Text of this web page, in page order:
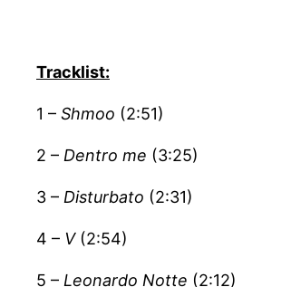
Tracklist:
1 – Shmoo (2:51)
2 – Dentro me (3:25)
3 – Disturbato (2:31)
4 – V(2:54)
5 – Leonardo Notte (2:12)